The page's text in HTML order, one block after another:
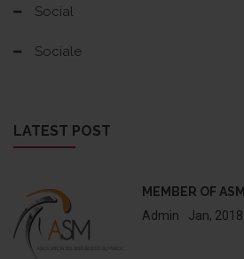
Social
Sociale
LATEST POST
MEMBER OF ASM
Admin
Jan, 2018